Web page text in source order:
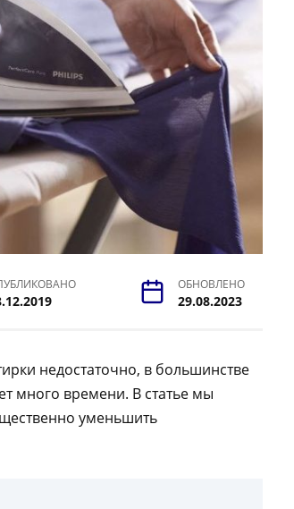
ОБНОВЛЕНО
29.08.2023
недостаточно, в большинстве
много времени. В статье мы
уменьшить